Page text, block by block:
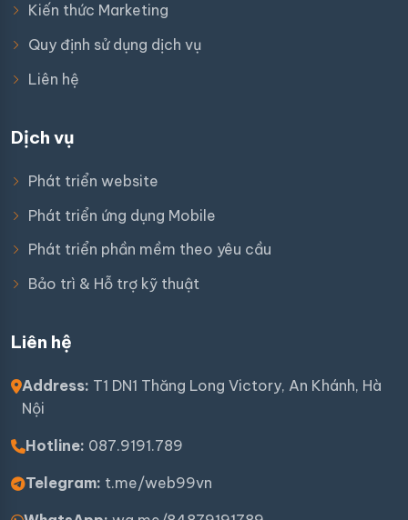
Kiến thức Marketing
Quy định sử dụng dịch vụ
Liên hệ
Dịch vụ
Phát triển website
Phát triển ứng dụng Mobile
Phát triển phần mềm theo yêu cầu
Bảo trì & Hỗ trợ kỹ thuật
Liên hệ
Address: T1 DN1 Thăng Long Victory, An Khánh, Hà
Nội
Hotline: 087.9191.789
Telegram: t.me/web99vn